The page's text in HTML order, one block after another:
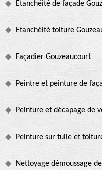
Etanchéité de façade
Etanchéité toiture
Façadier Gouzeaucourt
Peintre et peinture de
Peinture et décapage de
Peinture sur tuile et
Nettoyage démoussage